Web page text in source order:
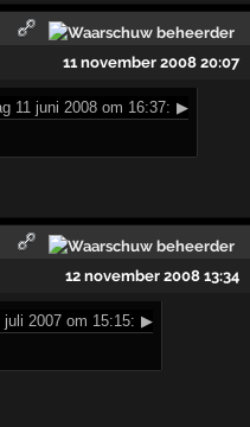
11 november 2008 20:07
11 juni 2008 om 16:37: ▶
12 november 2008 13:34
2007 om 15:15: ▶